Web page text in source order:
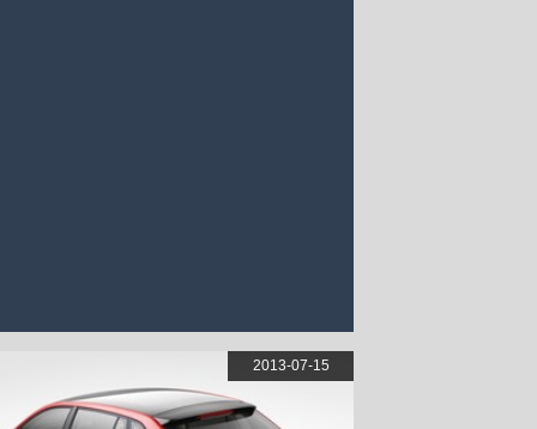
2013-07-15